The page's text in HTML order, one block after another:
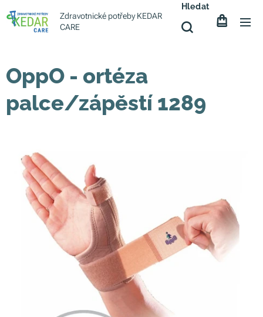
Zdravotnické potřeby KEDAR
CARE
Hledat
OppO - ortéza
palce/zápěstí 1289